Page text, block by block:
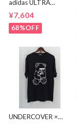
adidas ULTRA
¥7,604
68%OFF
UNDERCOVER ×